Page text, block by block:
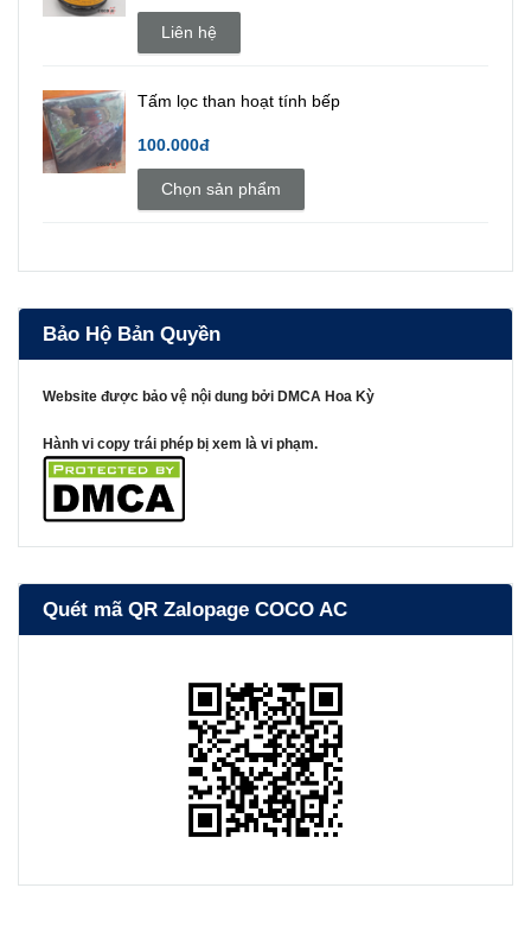
Liên hệ
Tấm lọc than hoạt tính bếp
100.000đ
Chọn sản phẩm
Bảo Hộ Bản Quyền
Website được bảo vệ nội dung bởi DMCA Hoa Kỳ
Hành vi copy trái phép bị xem là vi phạm.
Quét mã QR Zalopage COCO AC